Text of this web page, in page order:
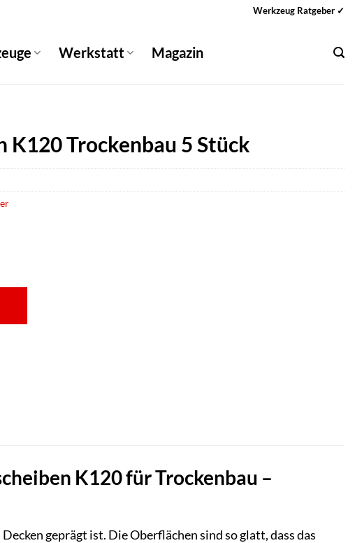
Werkzeug Ratgeber ✓
Werkstatt Magazin
K120 Trockenbau 5 Stück
K120 für Trockenbau –
geprägt ist. Die Oberflächen sind so glatt, dass das